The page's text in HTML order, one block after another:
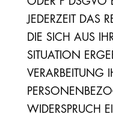
JEDERZEIT DAS
DIE SICH AUS
SITUATION
VERARBEITUNG
WIDERSPRUCH